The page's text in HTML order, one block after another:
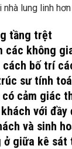
lung linh
tầng trệt
các không
bố trí
sư tính
cảm giác
với đầy
và sinh
ở giữa kê